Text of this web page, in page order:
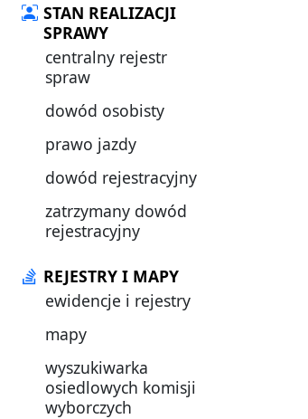
STAN REALIZACJI
SPRAWY
centralny rejestr
spraw
dowód osobisty
prawo jazdy
dowód rejestracyjny
zatrzymany dowód
rejestracyjny
REJESTRY I MAPY
ewidencje i rejestry
mapy
wyszukiwarka
osiedlowych komisji
wyborczych